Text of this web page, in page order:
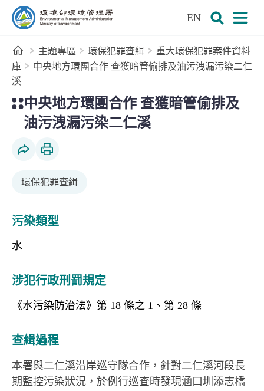
跳到主要內容區塊
EN
首頁主題專區 環保犯罪查緝
重大環保犯罪案件資料
庫
中央地方環團合作 查獲暗管偷排及油污洩漏污染二仁
溪
中央地方環團合作 查獲暗管偷排及
油污洩漏污染二仁溪
環保犯罪查緝
污染類型
水
涉犯行政刑罰規定
《水污染防治法》第 18 條之 1、第 28 條
查緝過程
本署與二仁溪沿岸巡守隊合作，針對二仁溪河段長
期監控污染狀況，於例行巡查時發現涵口圳添志橋